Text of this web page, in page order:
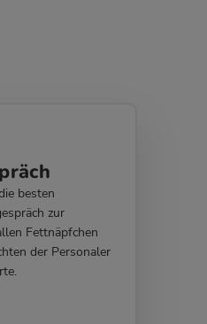
besten
zur
Fettnäpfchen
der Personaler